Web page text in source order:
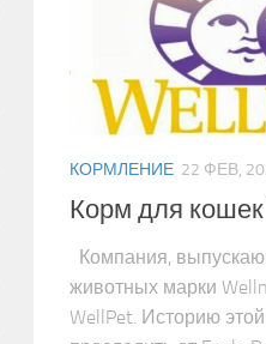
КОРМЛЕНИЕ 22 ФЕВ,
Корм для кошек
Компания,
животных марки
WellPet. Историю